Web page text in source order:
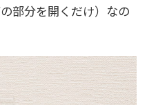
部分を開くだけ）なの